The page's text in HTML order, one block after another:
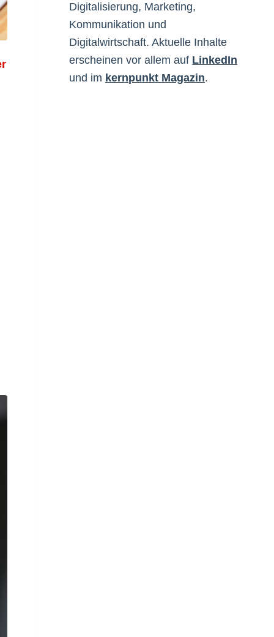
Digitalisierung, Marketing,
Kommunikation und
Digitalwirtschaft. Aktuelle Inhalte
erscheinen vor allem auf LinkedIn
und im kernpunkt Magazin.